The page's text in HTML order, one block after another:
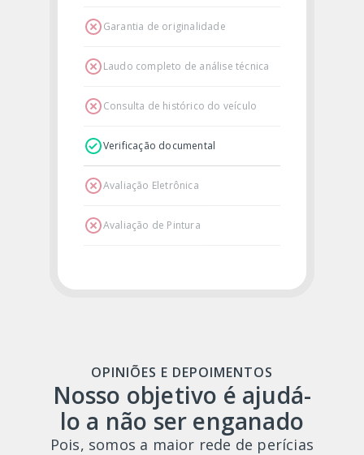
Garantia de originalidade
Laudo completo de análise técnica
Consulta de histórico do veículo
Verificação documental
Avaliação Eletrônica
Avaliação de Pintura
OPINIÕES E DEPOIMENTOS
Nosso objetivo é ajudá-
lo a não ser enganado
Pois, somos a maior rede de perícias